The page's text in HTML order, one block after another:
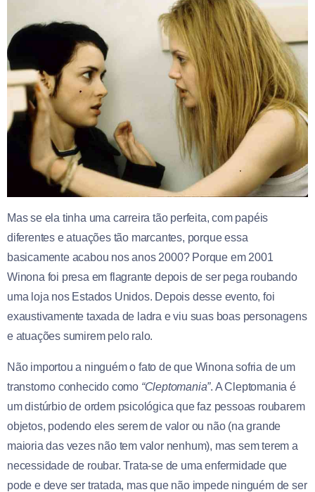
Mas se ela tinha uma carreira tão perfeita, com papéis
diferentes e atuações tão marcantes, porque essa
basicamente acabou nos anos 2000? Porque em 2001
Winona foi presa em flagrante depois de ser pega roubando
uma loja nos Estados Unidos. Depois desse evento, foi
exaustivamente taxada de ladra e viu suas boas personagens
e atuações sumirem pelo ralo.
Não importou a ninguém o fato de que Winona sofria de um
transtorno conhecido como “Cleptomania”. A Cleptomania é
um distúrbio de ordem psicológica que faz pessoas roubarem
objetos, podendo eles serem de valor ou não (na grande
maioria das vezes não tem valor nenhum), mas sem terem a
necessidade de roubar. Trata-se de uma enfermidade que
pode e deve ser tratada, mas que não impede ninguém de ser